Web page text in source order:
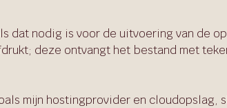
dat nodig is voor de uitvoering van de
deze ontvangt het bestand met
mijn hostingprovider en cloudopslag,